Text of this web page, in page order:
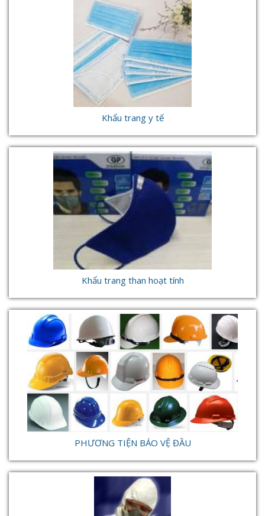
Khẩu trang y tế
Khẩu trang than hoạt tính
PHƯƠNG TIỆN BẢO VỆ ĐẦU